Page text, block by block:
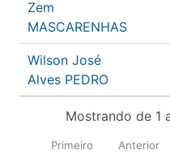
Zem
MASCARENHAS
Wilson José
Alves PEDRO
Mostrando de 1
Primeiro Anterior